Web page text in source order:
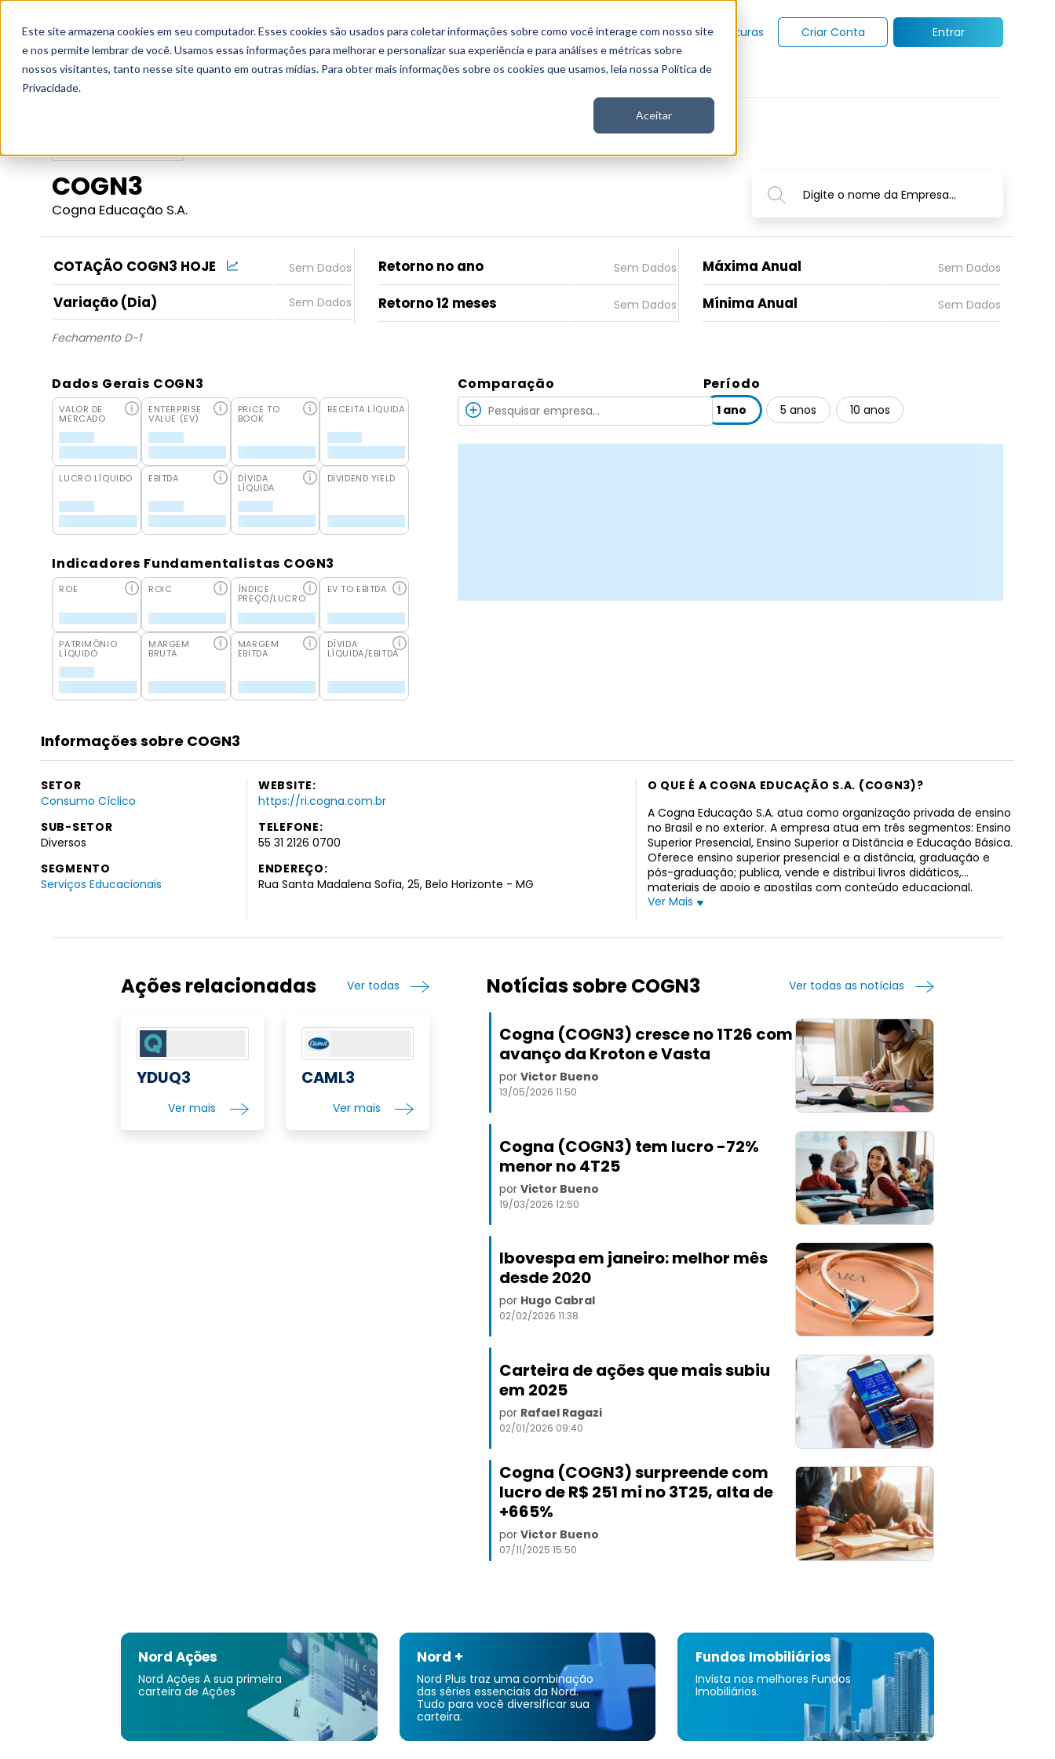
Este site armazena cookies em seu computador. Esses cookies são usados para coletar informações sobre como você interage com nosso site
e nos permite lembrar de você. Usamos essas informações para melhorar e personalizar sua experiência e para análises e métricas sobre
nossos visitantes, tanto nesse site quanto em outras mídias. Para obter mais informações sobre os cookies que usamos, leia nossa Política de
Privacidade.
Aceitar
Grupo Nord Seja Nord Gratuito Analítica Notícias Assinaturas Criar Conta Entrar
COGN3
Cogna Educação S.A.
Digite o nome da Empresa...
COTAÇÃO COGN3 HOJE
Variação (Dia)
Retorno no ano
Retorno 12 meses
Máxima Anual
Mínima Anual
Fechamento D-1
Dados Gerais COGN3
VALOR DE
MERCADO
ENTERPRISE
VALUE (EV)
PRICE TO
BOOK
RECEITA LÍQUIDA
LUCRO LÍQUIDO EBITDA DÍVIDA
LÍQUIDA
DIVIDEND YIELD
Indicadores Fundamentalistas COGN3
ROE ROIC ÍNDICE
PREÇO/LUCRO
EV TO EBITDA
PATRIMÔNIO
LÍQUIDO
MARGEM
BRUTA
MARGEM
EBITDA
DÍVIDA
LÍQUIDA/EBITDA
Comparação Período
1 ano 5 anos 10 anos
Informações sobre COGN3
SETOR
Consumo Cíclico
SUB-SETOR
Diversos
SEGMENTO
Serviços Educacionais
WEBSITE:
https://ri.cogna.com.br
TELEFONE:
55 31 2126 0700
ENDEREÇO:
Rua Santa Madalena Sofia, 25, Belo Horizonte - MG
O QUE É A COGNA EDUCAÇÃO S.A. (COGN3)?
A Cogna Educação S.A. atua como organização privada de ensino
no Brasil e no exterior. A empresa atua em três segmentos: Ensino
Superior Presencial, Ensino Superior a Distância e Educação Básica.
Oferece ensino superior presencial e a distância, graduação e
pós-graduação; publica, vende e distribui livros didáticos,
materiais de apoio e apostilas com conteúdo educacional,
literário e informativo e sistemas de ensino; e soluções
vestibular, cursos de idiomas para crianças e adolescentes;
gestão das atividades de ensino infantil, fundamental e médio;
dos Advogados do Brasil; aconselha e/ou facilita empréstimos
estudantis diretos e indiretos; e desenvolve software para ensino
adaptativo e otimização de gestão acadêmica. Seus serviços
incluem educação primária, secundária e pós-secundária com
programas presenciais de graduação e pós-graduação e ensino a
distância, bem como programas de pós-graduação; cursos
preparatórios sob a marca LFG; e programas não regulamentados.
brasileiros e 132 cidades brasileiras; e 1.510 centros de graduação a
distância em vários estados brasileiros e no Distrito Federal, além
de operar 54 escolas próprias de educação infantil, 125 unidades
Red Balloon e aproximadamente 5.600 escolas associadas no
Brasil. A Cogna Educação S.A. foi fundada em 1998 e está sediada
Ver Mais
Ações relacionadas Ver todas
YDUQ3
Ver mais
CAML3
Ver mais
Notícias sobre COGN3 Ver todas as notícias
Cogna (COGN3) cresce no 1T26 com
avanço da Kroton e Vasta
por Victor Bueno
13/05/2026 11:50
Cogna (COGN3) tem lucro -72%
menor no 4T25
por Victor Bueno
19/03/2026 12:50
Ibovespa em janeiro: melhor mês
desde 2020
por Hugo Cabral
02/02/2026 11:38
Carteira de ações que mais subiu
em 2025
por Rafael Ragazi
02/01/2026 09:40
Cogna (COGN3) surpreende com
lucro de R$ 251 mi no 3T25, alta de
+665%
por Victor Bueno
07/11/2025 15:50
Nord Ações
Nord Ações A sua primeira
carteira de Ações
Nord +
Nord Plus traz uma combinação
das séries essenciais da Nord.
Tudo para você diversificar sua
carteira.
Fundos Imobiliários
Invista nos melhores Fundos
Imobiliários.